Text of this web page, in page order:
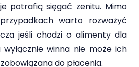
potrafią sięgać zenitu. Mimo
warto rozważyć
jeśli chodzi o alimenty dla
wyłącznie winna nie może ich
do płacenia.